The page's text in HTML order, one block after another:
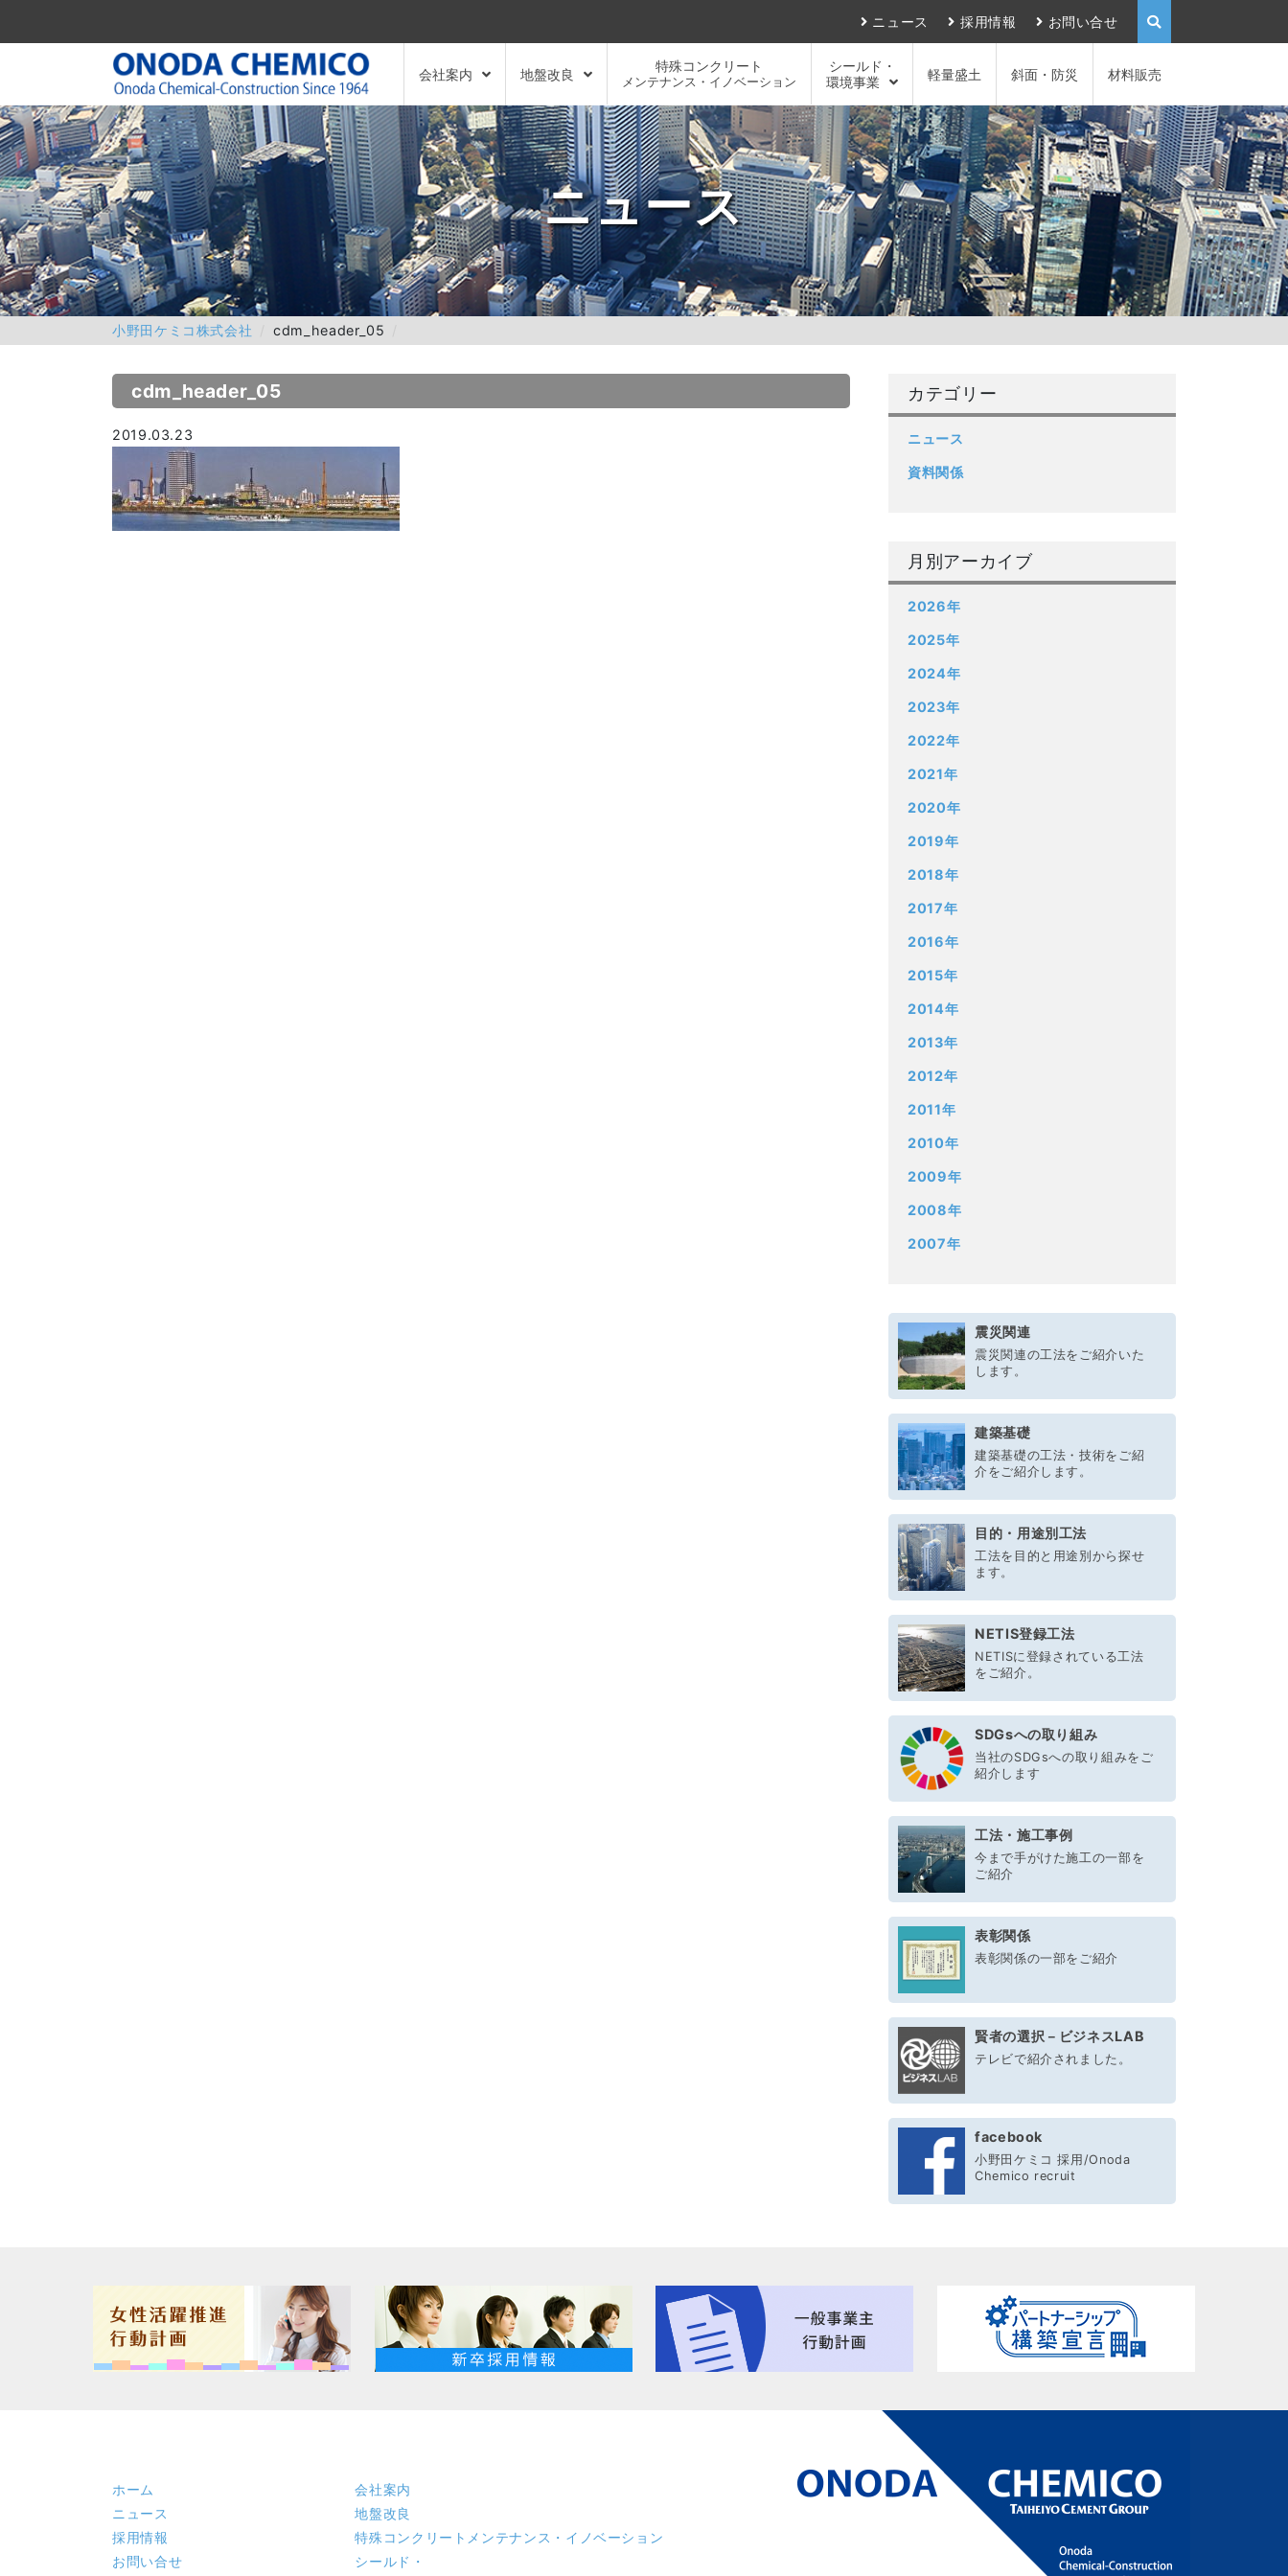
ニュース 採用情報 お問い合せ
会社案内 地盤改良
特殊コンクリート
メンテナンス・イノベーション
シールド・
環境事業
軽量盛土 斜面・防災 材料販売
ニュース
小野田ケミコ株式会社 cdm_header_05
cdm_header_05
2019.03.23
カテゴリー
ニュース
資料関係
月別アーカイブ
2026年
2025年
2024年
2023年
2022年
2021年
2020年
2019年
2018年
2017年
2016年
2015年
2014年
2013年
2012年
2011年
2010年
2009年
2008年
2007年
震災関連
震災関連の工法をご紹介いた
します。
建築基礎
建築基礎の工法・技術をご紹
介をご紹介します。
目的・用途別工法
工法を目的と用途別から探せ
ます。
NETIS登録工法
NETISに登録されている工法
をご紹介。
SDGsへの取り組み
当社のSDGsへの取り組みをご
紹介します
工法・施工事例
今まで手がけた施工の一部を
ご紹介
表彰関係
表彰関係の一部をご紹介
賢者の選択－ビジネスLAB
テレビで紹介されました。
facebook
小野田ケミコ 採用/Onoda
Chemico recruit
ホーム
ニュース
採用情報
お問い合せ
会社案内
地盤改良
特殊コンクリート メンテナンス・イノベーション
シールド・